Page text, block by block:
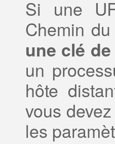
Si une
Chemin
une clé
un
hôte
vous
les